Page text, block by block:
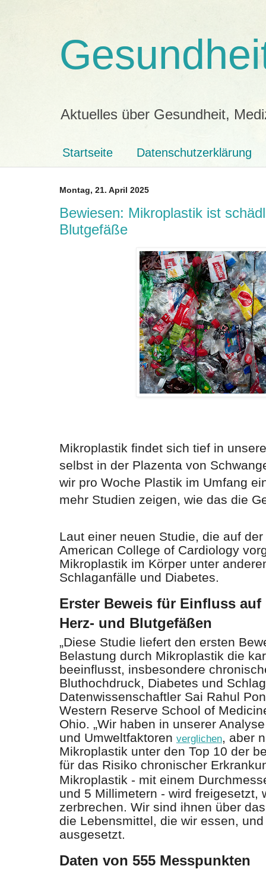
Aktuelles über Gesundheit,
Startseite Datenschutzerklärung
Montag, 21. April 2025
Bewiesen: Mikroplastik ist
Blutgefäße
Mikroplastik findet sich tief in
selbst in der Plazenta von
wir pro Woche Plastik im Umfang
mehr Studien zeigen, wie das die
Laut einer neuen Studie, die auf
American College of Cardiology
Mikroplastik im Körper unter
Schlaganfälle und Diabetes.
Erster Beweis für Einfluss
Herz- und Blutgefäßen
„Diese Studie liefert den ersten
Belastung durch Mikroplastik die
beeinflusst, insbesondere
Bluthochdruck, Diabetes und
Datenwissenschaftler Sai Rahul
Western Reserve School of
Ohio. „Wir haben in unserer
und Umweltfaktoren verglichen, aber
Mikroplastik unter den Top 10 der
für das Risiko chronischer
Mikroplastik - mit einem
und 5 Millimetern - wird freigesetzt,
zerbrechen. Wir sind ihnen über
die Lebensmittel, die wir essen,
ausgesetzt.
Daten von 555 Messpunkten